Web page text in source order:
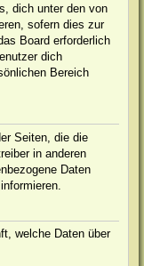
dich unter den von
sofern dies zur
Board erforderlich
dich
Bereich
Seiten, die die
in anderen
Daten
welche Daten über